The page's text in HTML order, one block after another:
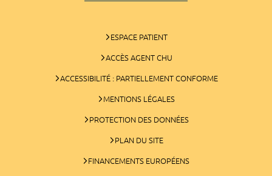
ESPACE PATIENT
ACCÈS AGENT CHU
ACCESSIBILITÉ : PARTIELLEMENT CONFORME
MENTIONS LÉGALES
PROTECTION DES DONNÉES
PLAN DU SITE
FINANCEMENTS EUROPÉENS